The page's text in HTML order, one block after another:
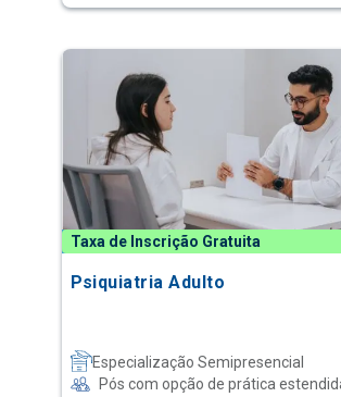
Taxa de Inscrição Gratuita
Psiquiatria Adulto
Especialização Semipresencial
Pós com opção de prática